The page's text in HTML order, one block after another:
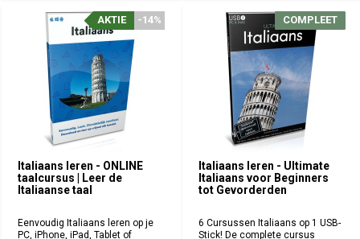
Italiaans leren - ONLINE
taalcursus | Leer de
Italiaanse taal
Eenvoudig Italiaans leren op je
PC, iPhone, iPad, Tablet of
-14%
AKTIE -14%
AKTIE
Italiaans leren - Ultimate
Italiaans voor Beginners
tot Gevorderden
6 Cursussen Italiaans op 1 USB-
Stick! De complete cursus
COMPLEET
COMPLEET